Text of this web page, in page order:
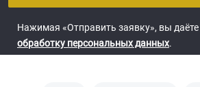
Нажимая «Отправить заявку», вы даёте
обработку персональных данных.